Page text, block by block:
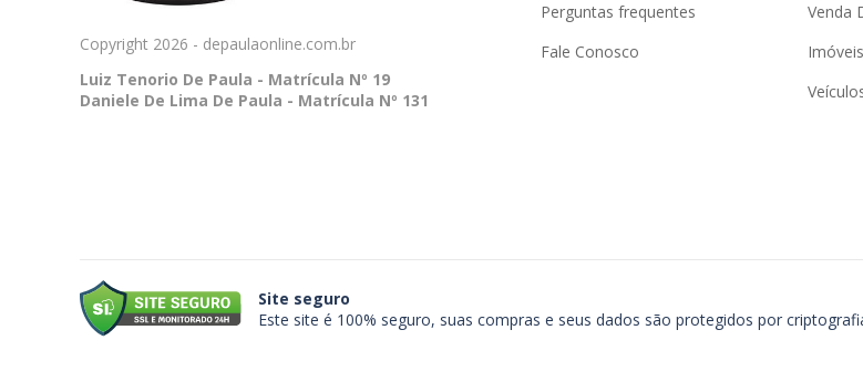
Copyright 2026 - depaulaonline.com.br
Luiz Tenorio De Paula - Matrícula Nº 19
Daniele De Lima De Paula - Matrícula Nº 131
Perguntas frequentes
Fale Conosco
Venda
Imóveis
Site seguro
Este site é 100% seguro, suas compras e seus dados são protegidos por